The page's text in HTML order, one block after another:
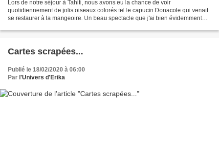
Lors de notre séjour à Tahiti, nous avons eu la chance de voir
quotidiennement de jolis oiseaux colorés tel le capucin Donacole qui venait
se restaurer à la mangeoire. Un beau spectacle que j'ai bien évidemment
Cartes scrapées...
Publié le 18/02/2020 à 06:00
Par l'Univers d'Erika